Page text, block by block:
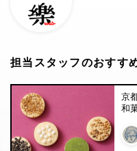
担当スタッフのおすす
京
和